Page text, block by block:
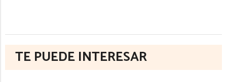
TE PUEDE INTERESAR